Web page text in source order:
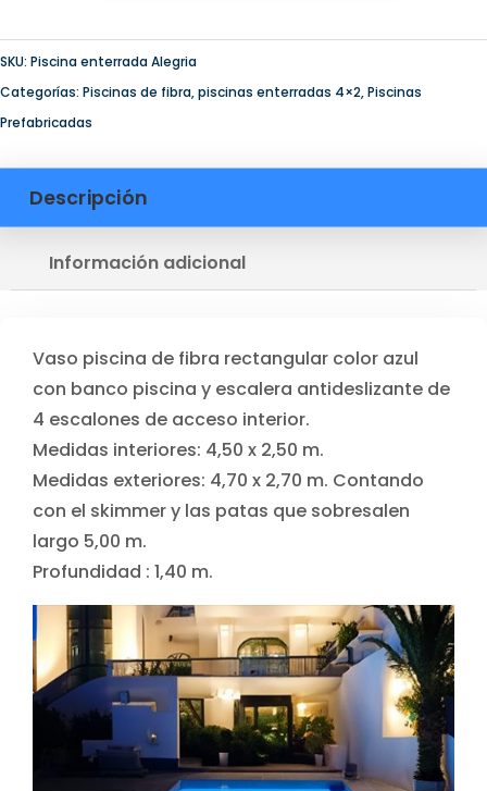
SKU: Piscina enterrada Alegria
Categorías: Piscinas de fibra,piscinas enterradas 4×2,Piscinas
Prefabricadas
Descripción
Información adicional
Vaso piscina de fibra rectangular color azul
con banco piscina y escalera antideslizante de
4 escalones de acceso interior.
Medidas interiores: 4,50 x 2,50 m.
Medidas exteriores: 4,70 x 2,70 m. Contando
con el skimmer y las patas que sobresalen
largo 5,00 m.
Profundidad : 1,40 m.